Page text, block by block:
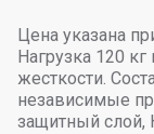
Цена указана
Нагрузка 120
жесткости.
независимые
защитный слой,